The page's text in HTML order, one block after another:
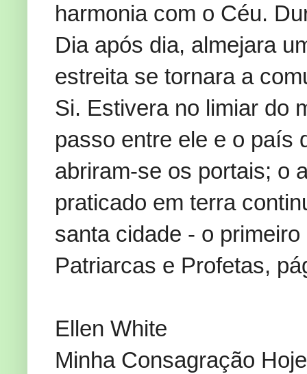
harmonia com o Céu.
Dia após dia, almejara
estreita se tornara a
Si. Estivera no limiar do
passo entre ele e o país
abriram-se os portais; o
praticado em terra
santa cidade - o
Patriarcas e Profetas,
Ellen White
Minha Consagração